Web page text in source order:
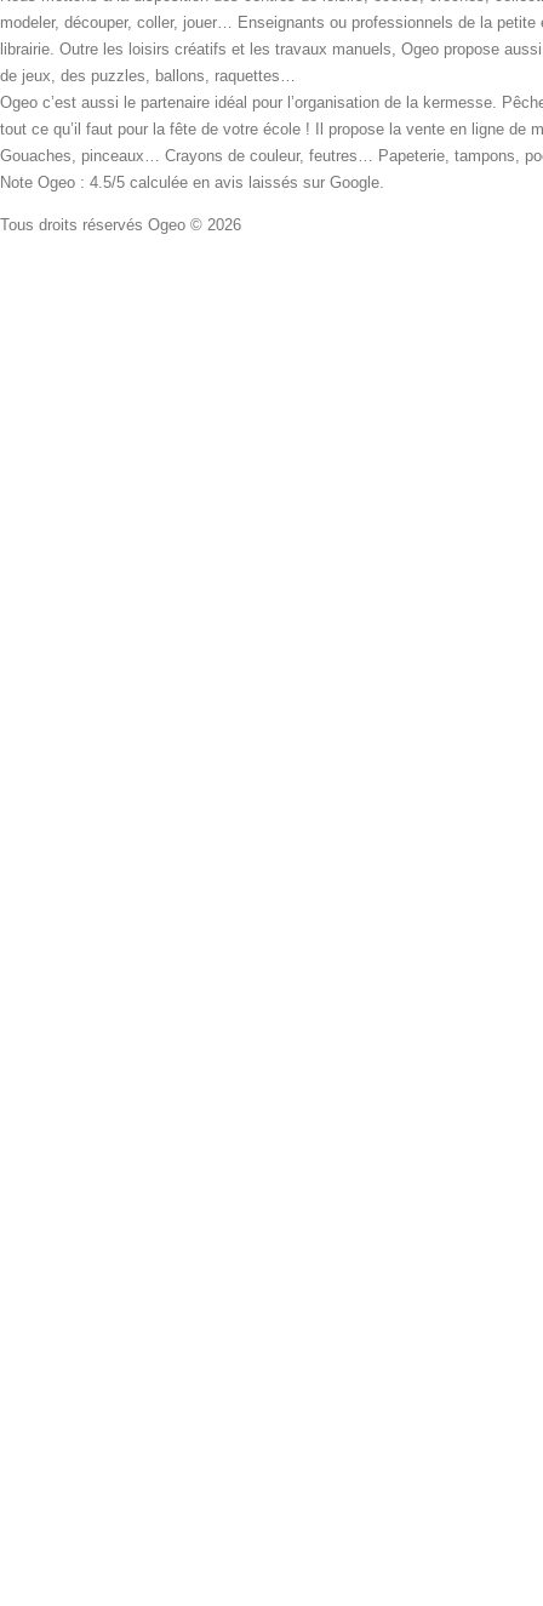
modeler, découper, coller, jouer… Enseignants ou professionnels de la
librairie. Outre les loisirs créatifs et les travaux manuels, Ogeo propose
de jeux, des puzzles, ballons, raquettes…
Ogeo c’est aussi le partenaire idéal pour l’organisation de la kermesse.
tout ce qu’il faut pour la fête de votre école ! Il propose la vente en ligne
Gouaches, pinceaux… Crayons de couleur, feutres… Papeterie, tampons,
Note Ogeo : 4.5/5 calculée en avis laissés sur Google.
Tous droits réservés Ogeo © 2026